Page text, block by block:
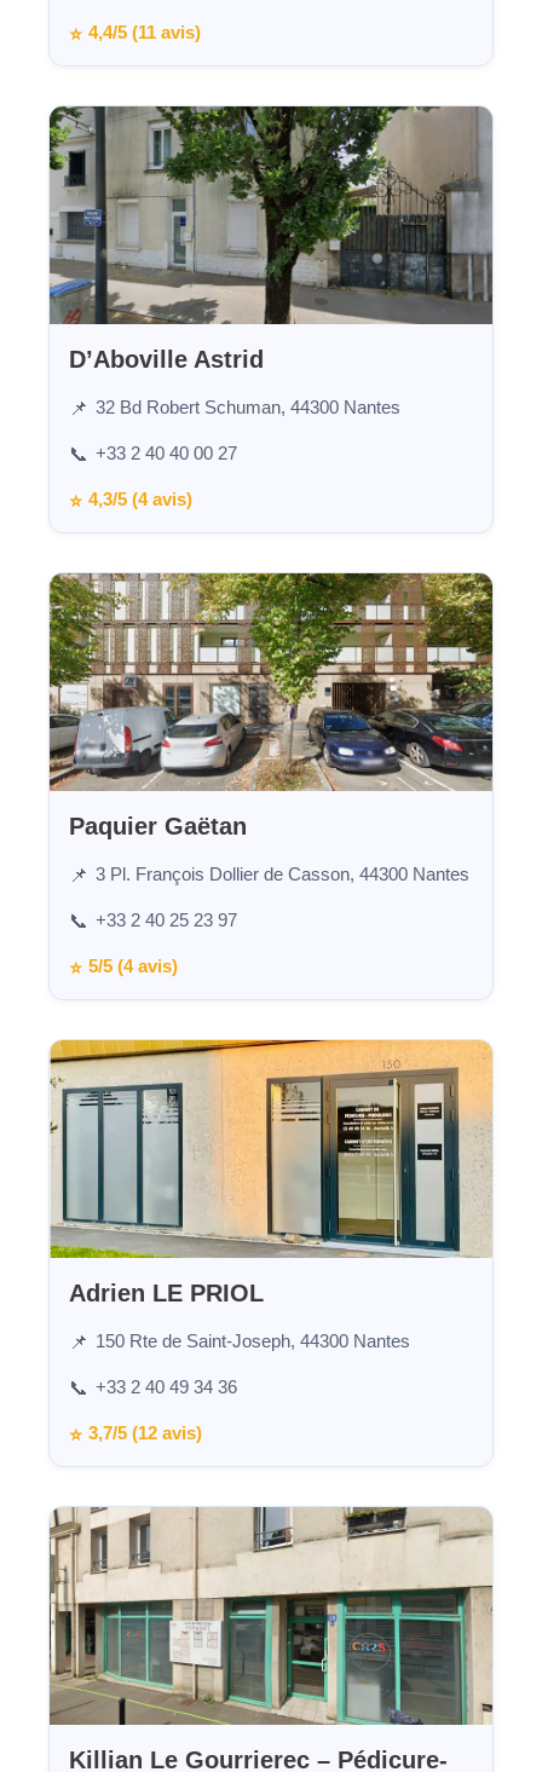
⭐ 4,4/5 (11 avis)
D’Aboville Astrid
📌 32 Bd Robert Schuman, 44300 Nantes
📞 +33 2 40 40 00 27
⭐ 4,3/5 (4 avis)
Paquier Gaëtan
📌 3 Pl. François Dollier de Casson, 44300 Nantes
📞 +33 2 40 25 23 97
⭐ 5/5 (4 avis)
Adrien LE PRIOL
📌 150 Rte de Saint-Joseph, 44300 Nantes
📞 +33 2 40 49 34 36
⭐ 3,7/5 (12 avis)
Killian Le Gourrierec – Pédicure-